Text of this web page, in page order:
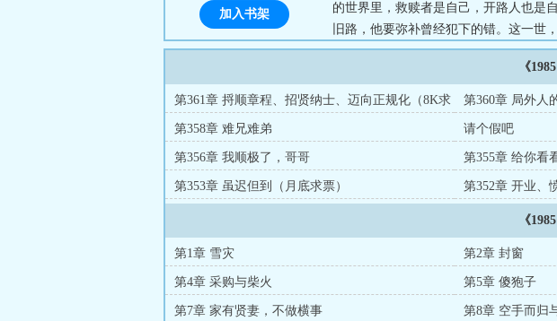
的世界里，救赎者是自己，开路人也是
旧路，他要弥补曾经犯下的错。这一世
眼高手低，远离花天酒地。踏踏实实的
活。人活一世，不光为了自己，还为了
资产，只有底层小人物的奋斗史。...
加入书架
《
第361章 捋顺章程、招贤纳士、迈向正规化（8K求
月票）
第360章 局外人
第358章 难兄难弟 请个假吧
第356章 我顺极了，哥哥 第355章 给你看
第353章 虽迟但到（月底求票） 第352章 开业、
《
第1章 雪灾 第2章 封窗
第4章 采购与柴火 第5章 傻狍子
第7章 家有贤妻，不做横事 第8章 空手而归